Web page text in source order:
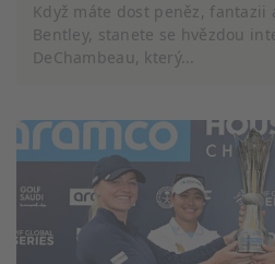
Když máte dost peněz, fantazii
Bentley, stanete se hvězdou
DeChambeau, který...